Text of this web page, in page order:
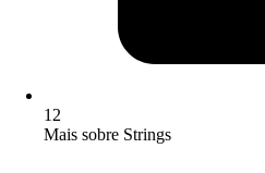
12
Mais sobre Strings